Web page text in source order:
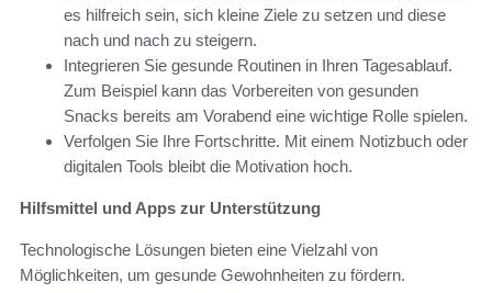
es hilfreich sein, sich kleine Ziele zu setzen und diese
nach und nach zu steigern.
Integrieren Sie gesunde Routinen in Ihren Tagesablauf.
Zum Beispiel kann das Vorbereiten von gesunden
Snacks bereits am Vorabend eine wichtige Rolle spielen.
Verfolgen Sie Ihre Fortschritte. Mit einem Notizbuch oder
digitalen Tools bleibt die Motivation hoch.
Hilfsmittel und Apps zur Unterstützung
Technologische Lösungen bieten eine Vielzahl von
Möglichkeiten, um gesunde Gewohnheiten zu fördern.